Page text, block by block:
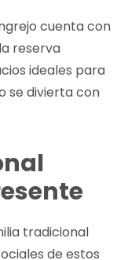
cuenta con
reserva
ideales para
se divierta con
tradicional
de estos